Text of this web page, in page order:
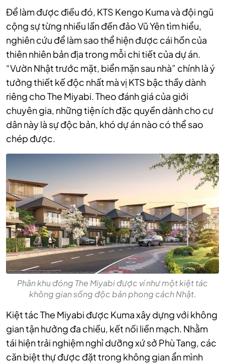
Để làm được điều đó, KTS Kengo Kuma và đội ngũ
cộng sự từng nhiều lần đến đảo Vũ Yên tìm hiểu,
nghiên cứu để làm sao thể hiện được cái hồn của
thiên nhiên bản địa trong mỗi chi tiết của dự án.
“Vườn Nhật trước mặt, biển mặn sau nhà” chính là ý
tưởng thiết kế độc nhất mà vị KTS bậc thầy dành
riêng cho The Miyabi. Theo đánh giá của giới
chuyên gia, những tiện ích đặc quyền dành cho cư
dân này là sự độc bản, khó dự án nào có thể sao
chép được.
Phân khu đóng The Miyabi được ví như một kiệt tác
không gian sống độc bản phong cách Nhật.
Kiệt tác The Miyabi được Kuma xây dựng với không
gian tận hưởng đa chiều, kết nối liền mạch. Nhằm
tái hiện trải nghiệm nghỉ dưỡng xứ sở Phù Tang, các
căn biệt thự được đặt trong không gian ẩn mình